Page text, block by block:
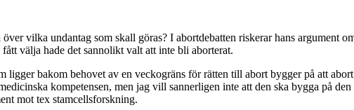
vilka undantag som skall göras? I abortdebatten riskerar hans argument
välja hade det sannolikt valt att inte bli aborterat.
bakom behovet av en veckogräns för rätten till abort bygger på att
kompetensen, men jag vill sannerligen inte att den ska bygga på
mot tex stamcellsforskning.